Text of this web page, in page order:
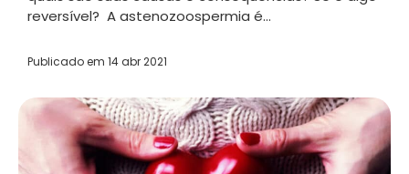
reversível? A astenozoospermia é...
Publicado em 14 abr 2021